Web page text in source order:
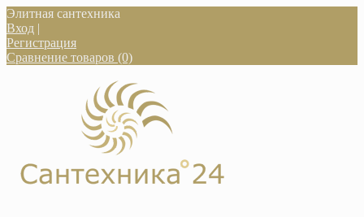
Элитная сантехника
Вход |
Регистрация
Сравнение товаров (0)